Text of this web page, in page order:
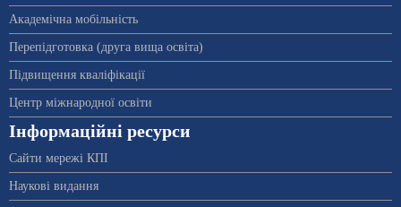
Академічна мобільність
Перепідготовка (друга вища освіта)
Підвищення кваліфікації
Центр міжнародної освіти
Інформаційні ресурси
Сайти мережі КПІ
Наукові видання